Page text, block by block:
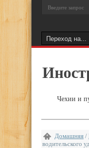
Чехии и
Домашняя /
водительского